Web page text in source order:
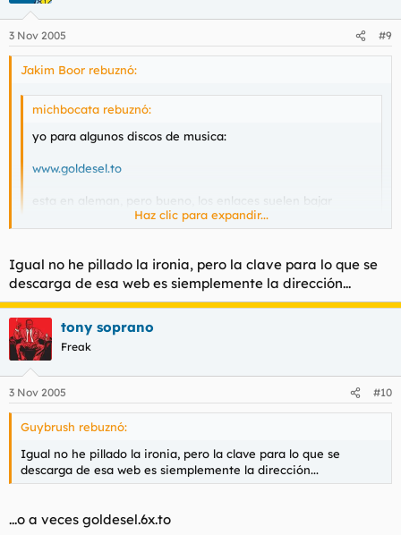
3 Nov 2005 #9
Jakim Boor rebuznó:
michbocata rebuznó:
yo para algunos discos de musica:
www.goldesel.to
esta en aleman, pero bueno, los enlaces suelen bajar
Haz clic para expandir...
¿Esos son los que tienen unas claves imposibles, no?
Haz clic para expandir...
Igual no he pillado la ironia, pero la clave para lo que se
descarga de esa web es siemplemente la dirección...
tony soprano
Freak
3 Nov 2005 #10
Guybrush rebuznó:
Igual no he pillado la ironia, pero la clave para lo que se
descarga de esa web es siemplemente la dirección...
...o a veces goldesel.6x.to